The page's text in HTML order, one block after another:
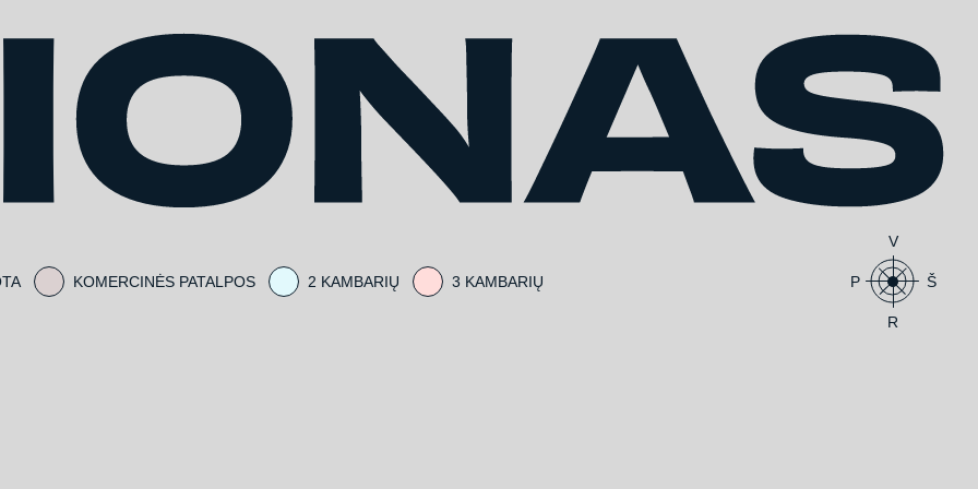
KOMERCINĖS PATALPOS 2 KAMBARIŲ 3 KAMBARIŲ Š
R
P
V